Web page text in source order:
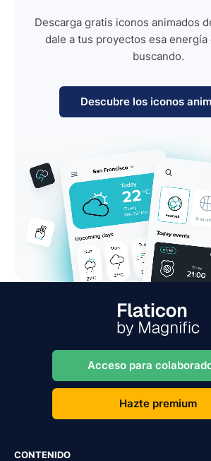
Descarga gratis iconos animados
dale a tus proyectos esa energía
buscando.
Descubre los iconos
Acceso para
Hazte premium
CONTENIDO